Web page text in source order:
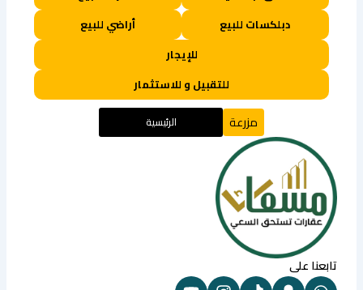
دبلكسات للبيع
أراضي للبيع
للإيجار
للتقبيل و للاستثمار
مزرعة الرئيسية
تابعنا على